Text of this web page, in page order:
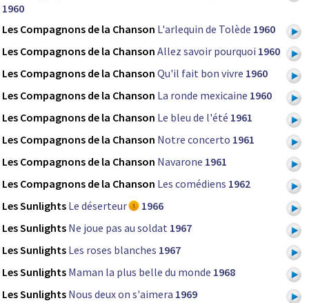
1960
Les Compagnons de la Chanson L'arlequin de Tolède 1960
Les Compagnons de la Chanson Allez savoir pourquoi 1960
Les Compagnons de la Chanson Qu'il fait bon vivre 1960
Les Compagnons de la Chanson La ronde mexicaine 1960
Les Compagnons de la Chanson Le bleu de l'été 1961
Les Compagnons de la Chanson Notre concerto 1961
Les Compagnons de la Chanson Navarone 1961
Les Compagnons de la Chanson Les comédiens 1962
Les Sunlights Le déserteur
1966
Les Sunlights Ne joue pas au soldat 1967
Les Sunlights Les roses blanches 1967
Les Sunlights Maman la plus belle du monde 1968
Les Sunlights Nous deux on s'aimera 1969